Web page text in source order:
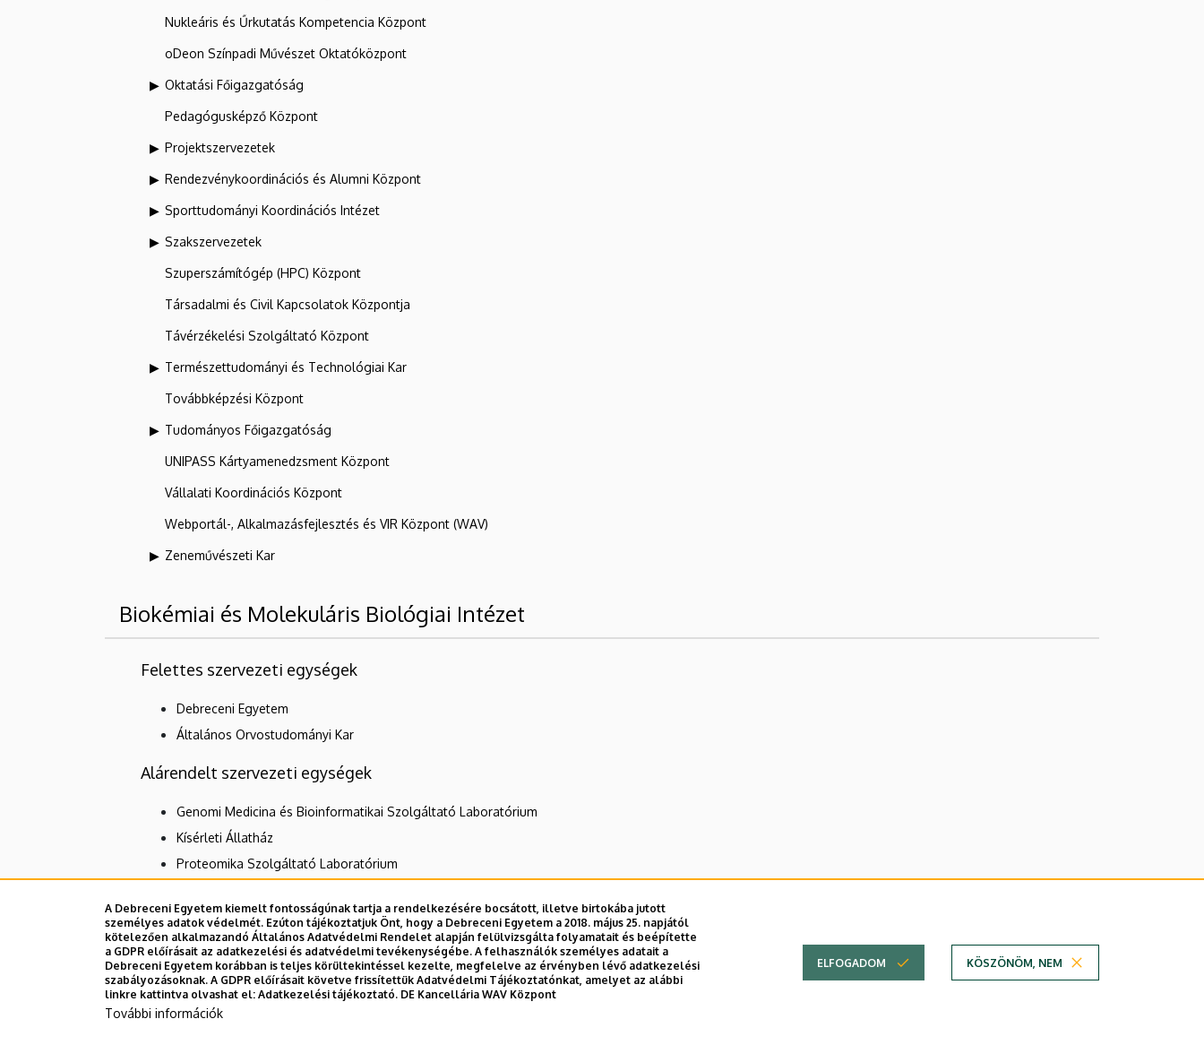
Nukleáris és Űrkutatás Kompetencia Központ
oDeon Színpadi Művészet Oktatóközpont
Oktatási Főigazgatóság
Pedagógusképző Központ
Projektszervezetek
Rendezvénykoordinációs és Alumni Központ
Sporttudományi Koordinációs Intézet
Szakszervezetek
Szuperszámítógép (HPC) Központ
Társadalmi és Civil Kapcsolatok Központja
Távérzékelési Szolgáltató Központ
Természettudományi és Technológiai Kar
Továbbképzési Központ
Tudományos Főigazgatóság
UNIPASS Kártyamenedzsment Központ
Vállalati Koordinációs Központ
Webportál-, Alkalmazásfejlesztés és VIR Központ (WAV)
Zeneművészeti Kar
Biokémiai és Molekuláris Biológiai Intézet
Felettes szervezeti egységek
Debreceni Egyetem
Általános Orvostudományi Kar
Alárendelt szervezeti egységek
Genomi Medicina és Bioinformatikai Szolgáltató Laboratórium
Kísérleti Állatház
Proteomika Szolgáltató Laboratórium
Dolgozói adatmódosítás igénylése a DE telefonkönyvében|Külső személyek rögzítése a DE telefonkönyvében
A Debreceni Egyetem kiemelt fontosságúnak tartja a rendelkezésére bocsátott, illetve birtokába jutott
személyes adatok védelmét. Ezúton tájékoztatjuk Önt, hogy a Debreceni Egyetem a 2018. május 25. napjától
kötelezően alkalmazandó Általános Adatvédelmi Rendelet alapján felülvizsgálta folyamatait és beépítette
a GDPR előírásait az adatkezelési és adatvédelmi tevékenységébe. A felhasználók személyes adatait a
Debreceni Egyetem korábban is teljes körültekintéssel kezelte, megfelelve az érvényben lévő adatkezelési
szabályozásoknak. A GDPR előírásait követve frissítettük Adatvédelmi Tájékoztatónkat, amelyet az alábbi
linkre kattintva olvashat el: Adatkezelési tájékoztató. DE Kancellária WAV Központ
További információk
ELFOGADOM KÖSZÖNÖM, NEM